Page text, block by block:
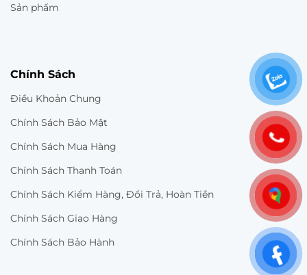
Sản phẩm
Chính Sách
Điều Khoản Chung
Chính Sách Bảo Mật
Chính Sách Mua Hàng
Chính Sách Thanh Toán
Chính Sách Kiểm Hàng, Đổi Trả, Hoàn Tiền
Chính Sách Giao Hàng
Chính Sách Bảo Hành